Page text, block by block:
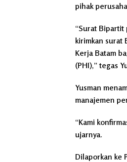
pihak
“Surat Bipartit
kirimkan surat
Kerja Batam
(PHI),” tegas
Yusman
manajemen
“Kami
ujarnya.
Dilaporkan ke